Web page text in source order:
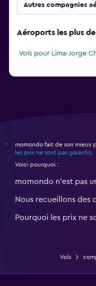
Autres compagnies
Aéroports les plus
Vols pour Lima-Jorge
*
momondo fait de son mieux
les prix ne sont pas garantis
Voici pourquoi :
momondo n'est pas
Nous recueillons des
Pourquoi les prix ne
Vols